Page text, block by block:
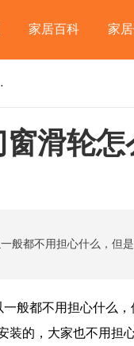
家居百科 家
安装?
滑轮怎
都不用担心什么，
的，大家也不用担